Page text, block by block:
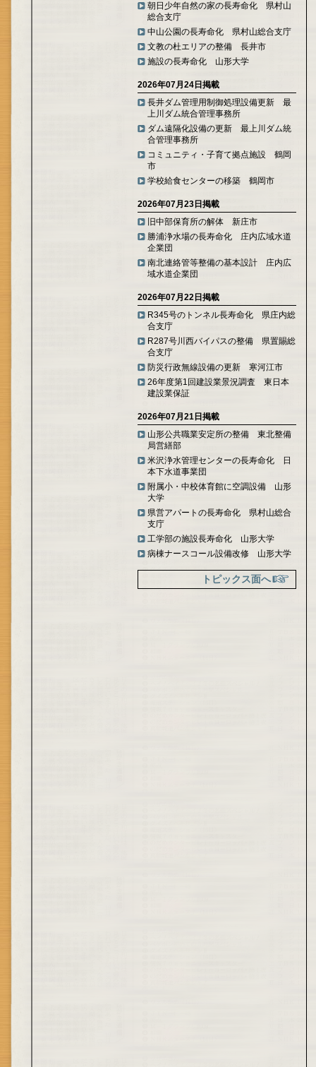
朝日少年自然の家の長寿命化 県村山
総合支庁
中山公園の長寿命化 県村山総合支庁
文教の杜エリアの整備 長井市
施設の長寿命化 山形大学
2026年07月24日掲載
長井ダム管理用制御処理設備更新 最
上川ダム統合管理事務所
ダム遠隔化設備の更新 最上川ダム統
合管理事務所
コミュニティ・子育て拠点施設 鶴岡
市
学校給食センターの移築 鶴岡市
2026年07月23日掲載
旧中部保育所の解体 新庄市
勝浦浄水場の長寿命化 庄内広域水道
企業団
南北連絡管等整備の基本設計 庄内広
域水道企業団
2026年07月22日掲載
R345号のトンネル長寿命化 県庄内総
合支庁
R287号川西バイパスの整備 県置賜総
合支庁
防災行政無線設備の更新 寒河江市
26年度第1回建設業景況調査 東日本
建設業保証
2026年07月21日掲載
山形公共職業安定所の整備 東北整備
局営繕部
米沢浄水管理センターの長寿命化 日
本下水道事業団
附属小・中校体育館に空調設備 山形
大学
県営アパートの長寿命化 県村山総合
支庁
工学部の施設長寿命化 山形大学
病棟ナースコール設備改修 山形大学
トピックス面へ